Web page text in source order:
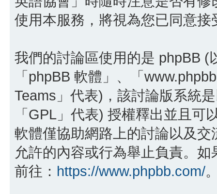
使用本服務，將視為您已同意
我們的討論區使用的是 phpBB
「phpBB 軟體」、「
Teams」代表)，該討論版系統
「GPL」代表) 授權釋出並且可
軟體僅協助網路上的討論以及
允許的內容或行為舉止負責。
前往： https://www.phpbb.com/